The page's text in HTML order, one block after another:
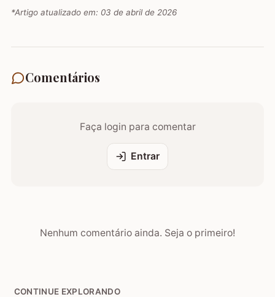
*Artigo atualizado em: 03 de abril de 2026
Comentários
Faça login para comentar
Entrar
Nenhum comentário ainda. Seja o primeiro!
CONTINUE EXPLORANDO